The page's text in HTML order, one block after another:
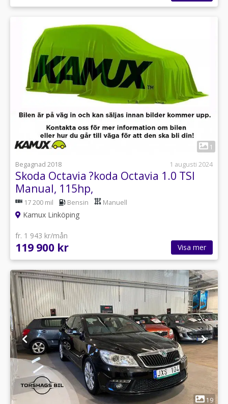
1
Begagnad 2018
1 augusti 2024
Skoda Octavia ?koda Octavia 1.0 TSI
Manual, 115hp,
17 200 mil Bensin Manuell
Kamux Linköping
fr. 1 943 kr/mån
119 900 kr Visa mer
1 19